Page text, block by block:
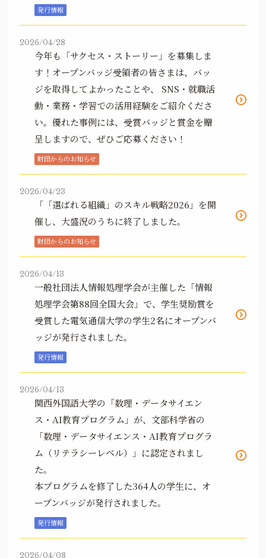
発行情報
2026/04/28
今年も「サクセス・ストーリー」を募集しま
す！オープンバッジ受領者の皆さまは、バッ
ジを取得してよかったことや、 SNS・就職活
動・業務・学習での活用経験をご紹介くださ
い。優れた事例には、受賞バッジと賞金を贈
呈しますので、ぜひご応募ください！
財団からのお知らせ
2026/04/23
「「選ばれる組織」のスキル戦略2026」を開
催し、大盛況のうちに終了しました。
財団からのお知らせ
2026/04/13
一般社団法人情報処理学会が主催した「情報
処理学会第88回全国大会」で、学生奨励賞を
受賞した電気通信大学の学生2名にオープンバ
ッジが発行されました。
発行情報
2026/04/13
関西外国語大学の「数理・データサイエン
ス・AI教育プログラム」が、文部科学省の
「数理・データサイエンス・AI教育プログラ
ム（リテラシーレベル）」に認定されまし
た。
本プログラムを修了した364人の学生に、オ
ープンバッジが発行されました。
発行情報
2026/04/08